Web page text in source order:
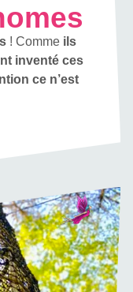
! Comme ils
inventé ces
ce n’est